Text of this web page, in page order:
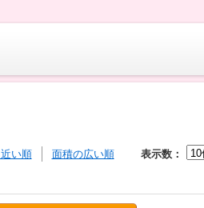
い順 面積の広い順 表示数：